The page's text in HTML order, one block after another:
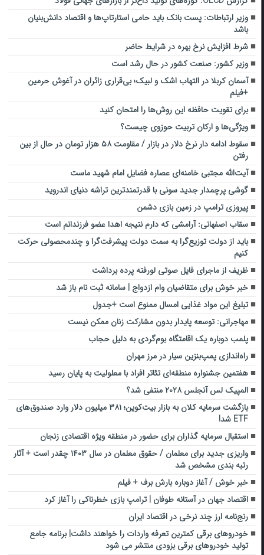
وزیر ارتباطات: پست بانک باید حامی استارتاپ‌ها و اقتصاد دانش‌بنیان
باشد
شرط افزایش نرخ بهره در شرایط حاضر
وزیر کشور: صنعت کشور در حال رشد است
آسمان کربلا در التهاب اشک و لبیک؛ بی‌قراری زائران در آغوش حرمین
+فیلم
برای تقویت حافظه این روش‌ها را امتحان کنید
ویژگی‌ها و ارکان تربیت حوزوی چیست؟
سقوط ادامه دار نرخ دلار در بازار / مقاومت ۵۸ هزار تومان در حال از بین
رفتن
آیت‌الله مجتبی خامنه‌ای عصاره فضایل امام شهید ماست
گوشی پرچمدار جدید سونی با قدرتمندترین تراشه دنیای اندروید
پیروزی ترامپ در زمین بازی دشمن
سقاب اصفهانی: آرامشی که دارم نتیجه اهدا عضو فرزندانم است
باید از دولت توزیع‌گرا به سمت دولت پیشرفت‌گرا و چندمحصولی حرکت
کنیم
ظریف از ماجرای فایل صوتی لورفته پرده برداشت
خبر خوش برای متقاضیان وام ازدواج | سامانه ثبت نام باز شد
تبلیغ این مواد غذایی امسال ممنوع است +جدول
مهاجرانی: توسعه پایدار بدون مشارکت زنان ممکن نیست
پلمب دوباره یک اقامتگاه بوم‌گردی به دلیل حجاب
راه‌اندازی پمپ‌بنزین سیار در مرز مهران
هفتمین جشنواره منطقه‌ای تئاتر افراد با معلولیت به پایان رسید
المپیک لس آنجلس ۲۰۲۸ منتفی شد؟
بازگشت سرمایه کلان به بازار بیت‌کوین؛ ۳۸۱ میلیون دلار وارد صندوق‌های
ETF شد!
استقبال سرمایه گذاران برای حضور در منطقه ویژه اقتصادی زنجان
واریزی جدید برای معلمان / حقوق معلمان در سال ۱۴۰۳ چقدر است + آثار
رتبه بندی مشخص شد
خبر خوش / آغاز دوباره بارش برف + فیلم
اقتصاد جهان در آستانه طوفان | ترامپ بازی خطرناکی را آغاز کرد
رنج‌نامه ارز چند نرخی در اقتصاد ایران
خودروهای برقی کمترین تعرفه واردات را خواهند داشت| برنامه جامع
تولید خودروهای برقی بزودی منتشر می شود